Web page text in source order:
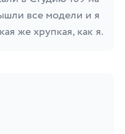
все модели и я
же хрупкая, как я.